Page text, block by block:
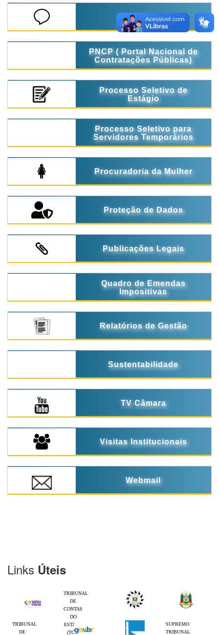
Ouvidoria
PNCP ( Portal Nacional de
Contratações Públicas)
Processo Seletivo de
Estágio
Processo Seletivo para
Servidores Temporários
Procuradoria da Mulher
Proteção de Dados
Publicações Legais
Quadro de Emendas
Impositivas
Relatórios de Gestão
Sustentabilidade
TV Câmara
Visitas Institucionais
Webmail
Links Úteis
TRIBUNAL
DE
CONTAS
DO
ESTADO
(TCE-
TRIBUNAL
DE
SUPREMO
TRIBUNAL